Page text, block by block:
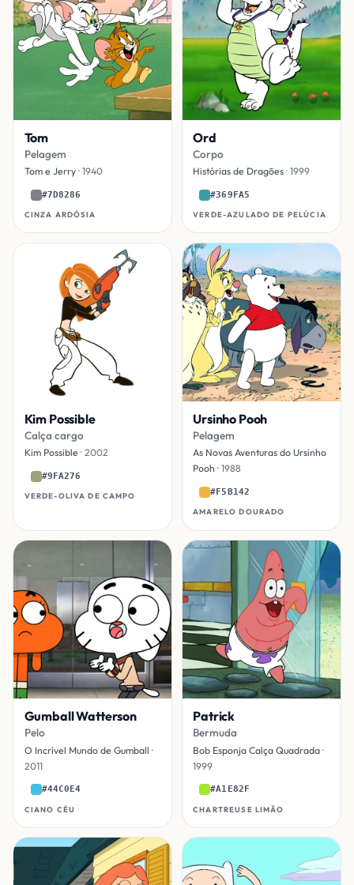
Tom
Pelagem
Tom e Jerry· 1940
#7D8286
CINZA ARDÓSIA
Ord
Corpo
Histórias de Dragões · 1999
#369FA5
VERDE-AZULADO DE PELÚCIA
Kim Possible
Calça cargo
Kim Possible · 2002
#9FA276
VERDE-OLIVA DE CAMPO
Ursinho Pooh
Pelagem
As Novas Aventuras do Ursinho
Pooh · 1988
#F5B142
AMARELO DOURADO
Gumball Watterson
Pelo
O Incrível Mundo de Gumball ·
2011
#44C0E4
CIANO CÉU
Patrick
Bermuda
Bob Esponja Calça Quadrada ·
1999
#A1E82F
CHARTREUSE LIMÃO